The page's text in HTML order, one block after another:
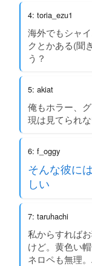
4: toria_ezu1
海外でもシャ
クとかある(聞
う？
5: akiat
俺もホラー、
現は見てられ
6: f_oggy
そんな彼に
しい
7: taruhachi
私からすれば
けど。黄色い
ネロペも無理